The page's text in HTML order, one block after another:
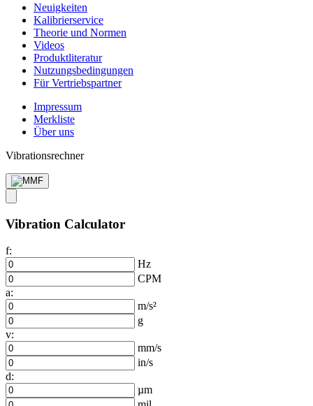
Neuigkeiten
Kalibrier­service
Theorie und Normen
Videos
Produkt­literatur
Nutzungs­bedingungen
Für Vertriebs­partner
Impressum
Merkliste
Über uns
Vibrationsrechner
Vibration Calculator
f:
Hz
CPM
a:
m/s²
g
v:
mm/s
in/s
d:
µm